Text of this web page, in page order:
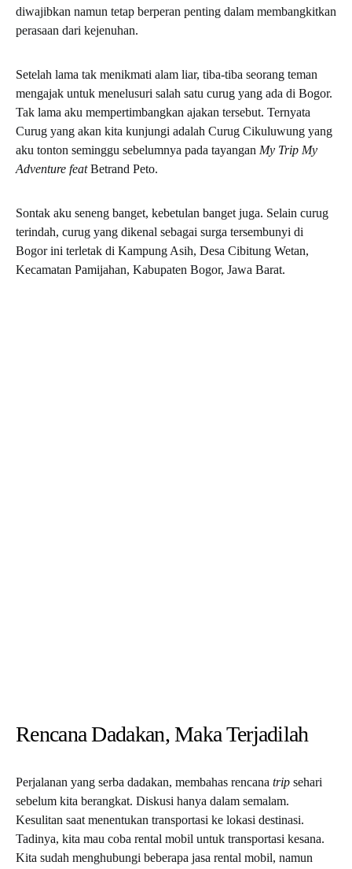
diwajibkan namun tetap berperan penting dalam membangkitkan
perasaan dari kejenuhan.
Setelah lama tak menikmati alam liar, tiba-tiba seorang teman
mengajak untuk menelusuri salah satu curug yang ada di Bogor.
Tak lama aku mempertimbangkan ajakan tersebut. Ternyata
Curug yang akan kita kunjungi adalah Curug Cikuluwung yang
aku tonton seminggu sebelumnya pada tayangan My Trip My
Adventure featBetrand Peto.
Sontak aku seneng banget, kebetulan banget juga. Selain curug
terindah, curug yang dikenal sebagai surga tersembunyi di
Bogor ini terletak di Kampung Asih, Desa Cibitung Wetan,
Kecamatan Pamijahan, Kabupaten Bogor, Jawa Barat.
Rencana Dadakan, Maka Terjadilah
Perjalanan yang serba dadakan, membahas rencana trip sehari
sebelum kita berangkat. Diskusi hanya dalam semalam.
Kesulitan saat menentukan transportasi ke lokasi destinasi.
Tadinya, kita mau coba rental mobil untuk transportasi kesana.
Kita sudah menghubungi beberapa jasa rental mobil, namun